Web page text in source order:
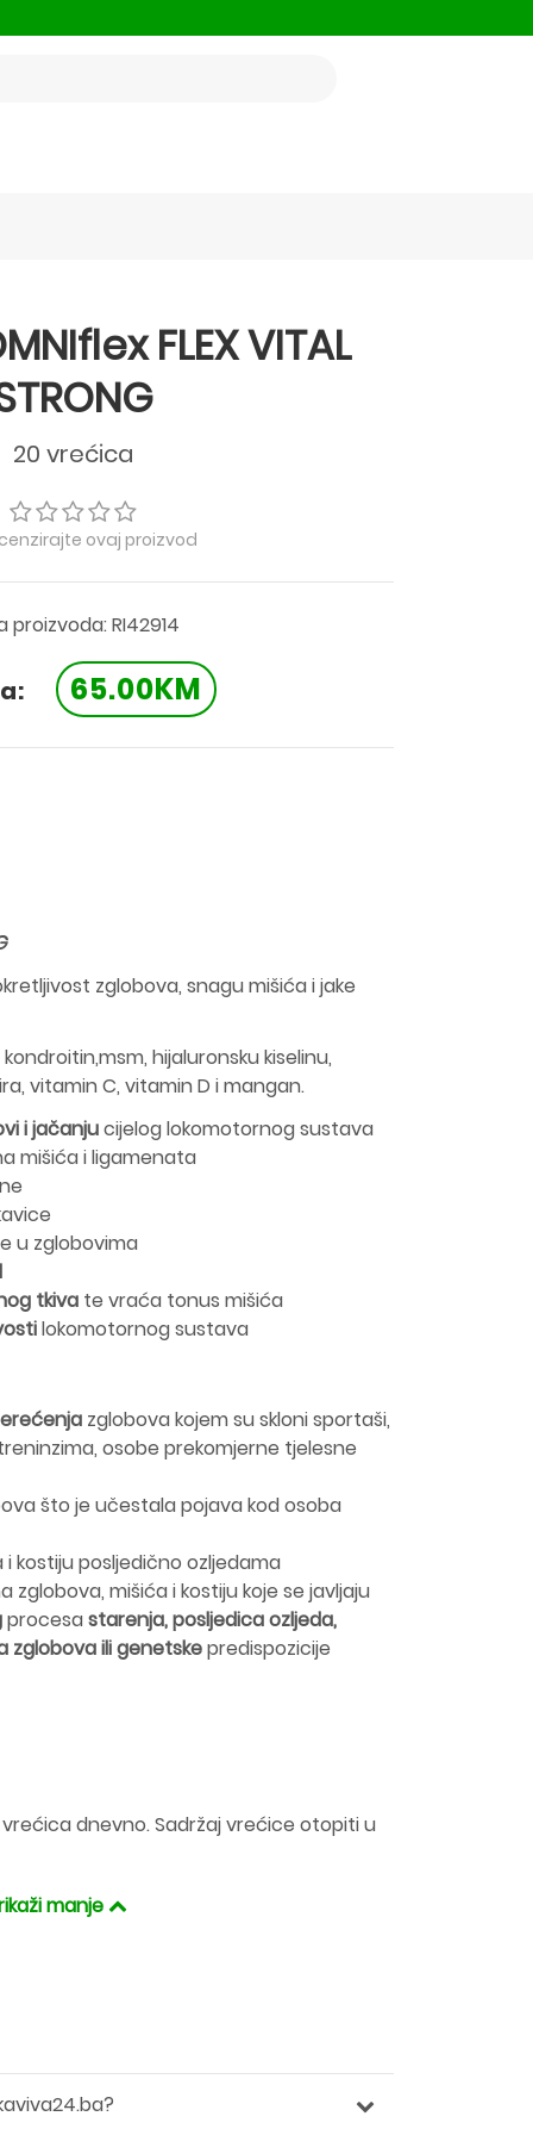
FLEX VITAL
20 vrećica
ovaj proizvod
proizvoda: RI42914
65.00KM
zglobova, snagu mišića i jake
hijaluronsku kiselinu,
vitamin C, vitamin D i mangan.
i jačanjucijelog lokomotornog sustava
mišića i ligamenata
u zglobovima
tkiva te vraća tonus mišića
lokomotornog sustava
zglobova kojem su skloni sportaši,
osobe prekomjerne tjelesne
što je učestala pojava kod osoba
kostiju posljedično ozljedama
mišića i kostiju koje se javljaju
procesastarenja, posljedica ozljeda,
ili genetskepredispozicije
dnevno. Sadržaj vrećice otopiti u
manje